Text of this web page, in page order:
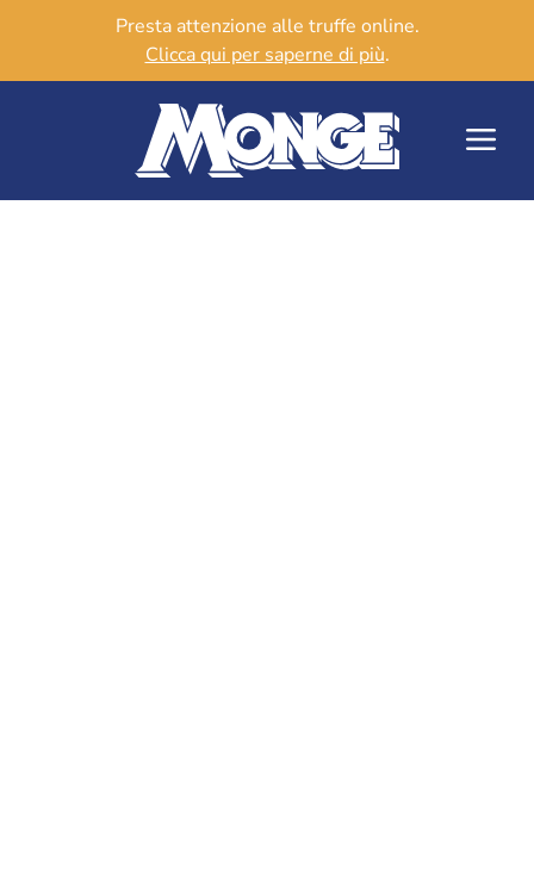
Presta attenzione alle truffe online.
Clicca qui per saperne di più.